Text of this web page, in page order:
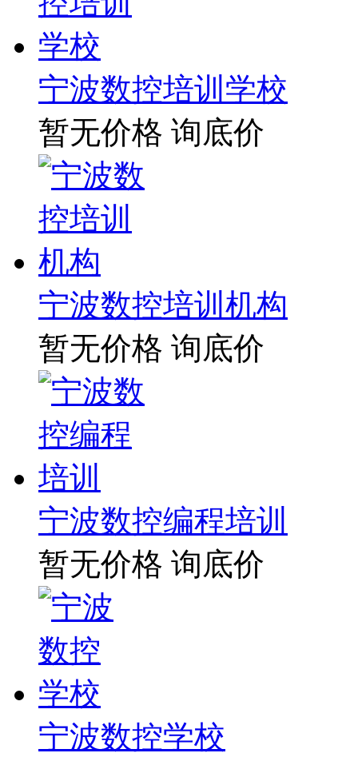
宁波数控培训学校
暂无价格 询底价
宁波数控培训机构
暂无价格 询底价
宁波数控编程培训
暂无价格 询底价
宁波数控学校